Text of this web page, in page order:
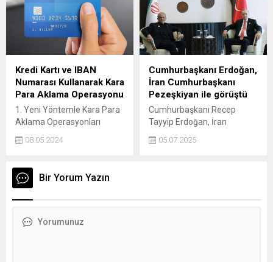
ABDyi uyardığı bildirildi.
uygulayacağız. Akabinde de
Temmuz'un 15'ine kadar
grev kararı almak
durumundasınız. İşçilerin
talebine kulak verin. Bu haklı
talebe bir an evvel ülkeyi
yönetenler, makul cevap
vermezlerse ayın 15'inden
sonra sendikalarımız grev
kararı alacaklar,
uygulayacaklar...
Kredi Kartı ve IBAN
Numarası Kullanarak Kara
Para Aklama Operasyonu
1. Yeni Yöntemle Kara Para
Aklama Operasyonları
Artıyor Son zamanlarda,
kara para aklama suçlarına
yapılan operasyonlarda
dikkat çeken yeni bir yöntem
tarafından yapılan
08.05.2024
Cumhurbaşkanı Erdoğan,
İran Cumhurbaşkanı
Pezeşkiyan ile görüştü
Cumhurbaşkanı Recep
Tayyip Erdoğan, İran
Cumhurbaşkanı Mesud
Pezeşkiyan ile bir araya
05.07.2025
Bir Yorum Yazın